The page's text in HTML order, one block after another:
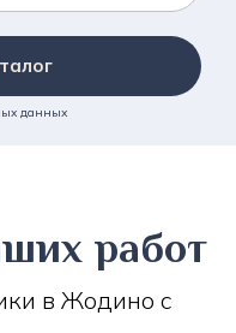
данных
работ
в Жодино с